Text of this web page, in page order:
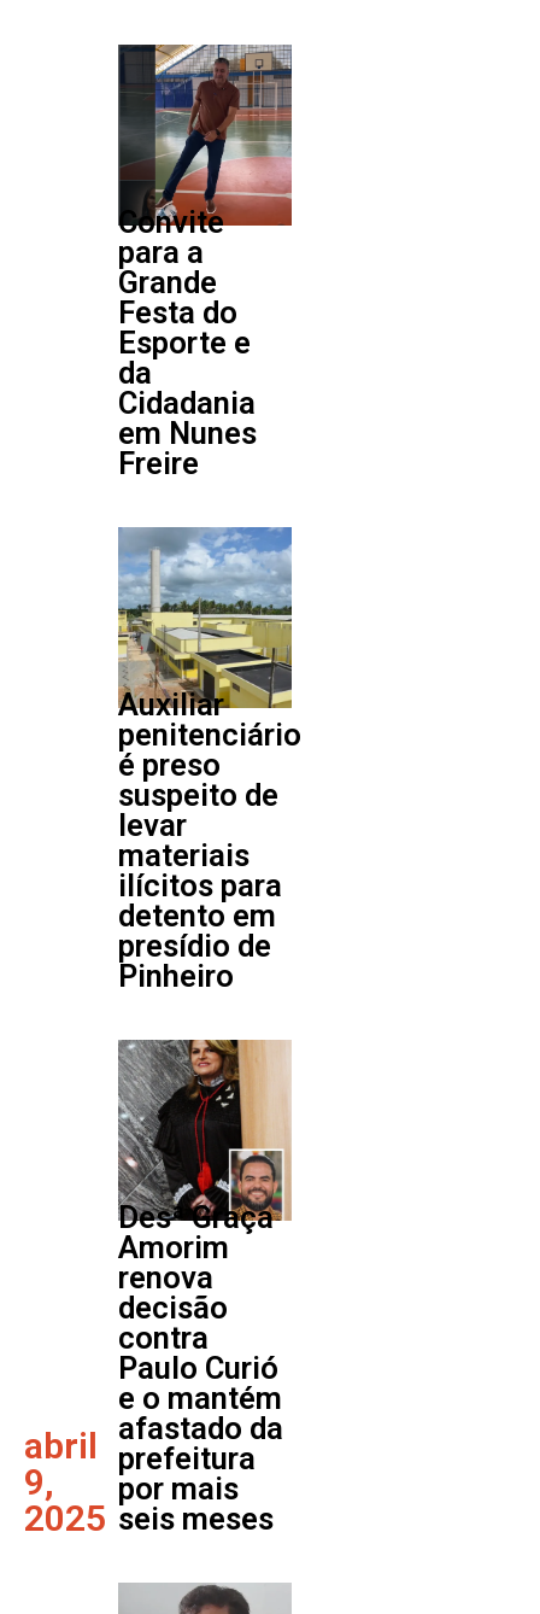
abril
9,
2025
Convite
para a
Grande
Festa do
Esporte e
da
Cidadania
em Nunes
Freire
Auxiliar
penitenciário
é preso
suspeito de
levar
materiais
ilícitos para
detento em
presídio de
Pinheiro
Desª Graça
Amorim
renova
decisão
contra
Paulo Curió
e o mantém
afastado da
prefeitura
por mais
seis meses